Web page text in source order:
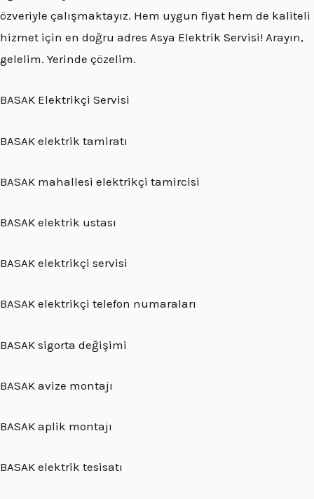
özveriyle çalışmaktayız. Hem uygun fiyat hem de kaliteli
hizmet için en doğru adres Asya Elektrik Servisi! Arayın,
gelelim. Yerinde çözelim.
BASAK Elektrikçi Servisi
BASAK elektrik tamiratı
BASAK mahallesi elektrikçi tamircisi
BASAK elektrik ustası
BASAK elektrikçi servisi
BASAK elektrikçi telefon numaraları
BASAK sigorta değişimi
BASAK avize montajı
BASAK aplik montajı
BASAK elektrik tesisatı